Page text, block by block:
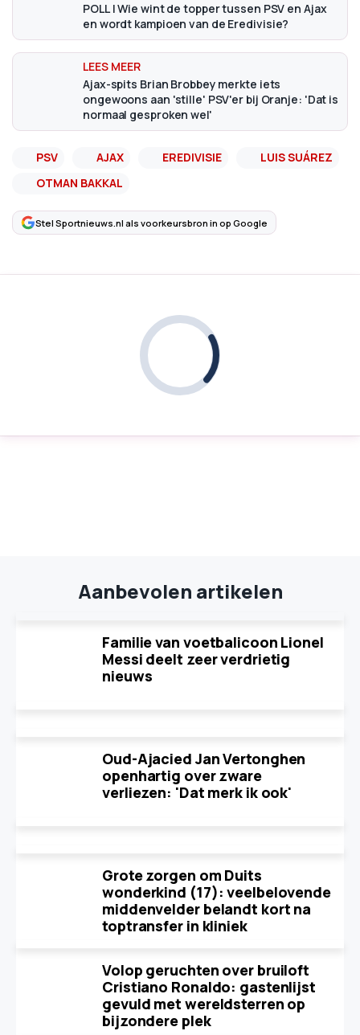
POLL | Wie wint de topper tussen PSV en Ajax
en wordt kampioen van de Eredivisie?
Ajax-spits Brian Brobbey merkte iets
ongewoons aan 'stille' PSV'er bij Oranje: 'Dat is
normaal gesproken wel'
PSV AJAX EREDIVISIE
LUIS SUÁREZ
OTMAN BAKKAL
Stel Sportnieuws.nl als voorkeursbron in op Google
Aanbevolen artikelen
Familie van voetbalicoon Lionel
Messi deelt zeer verdrietig
nieuws
Oud-Ajacied Jan Vertonghen
openhartig over zware
verliezen: 'Dat merk ik ook'
Grote zorgen om Duits
wonderkind (17): veelbelovende
middenvelder belandt kort na
toptransfer in kliniek
Volop geruchten over bruiloft
Cristiano Ronaldo: gastenlijst
gevuld met wereldsterren op
bijzondere plek